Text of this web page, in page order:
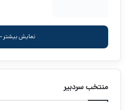
نمایش بیشتر
منتخب سردبیر